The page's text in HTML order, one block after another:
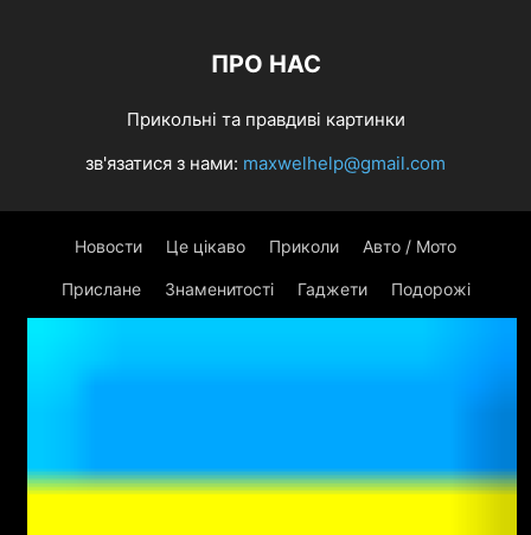
ПРО НАС
Прикольні та правдиві картинки
зв'язатися з нами: maxwelhelp@gmail.com
Новости Це цікаво Приколи Авто / Мото
Прислане Знаменитості Гаджети Подорожі